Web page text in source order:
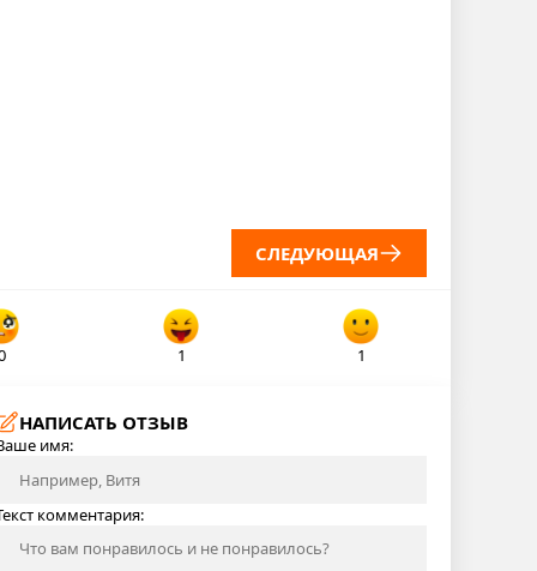
СЛЕДУЮЩАЯ
1 1
НАПИСАТЬ ОТЗЫВ
имя:
комментария: